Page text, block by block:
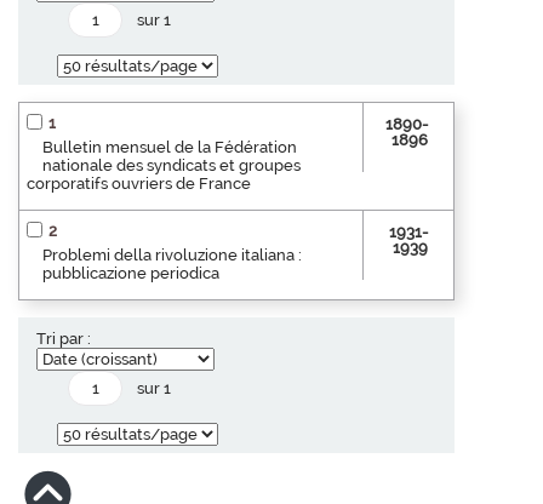
sur 1
1
Bulletin mensuel de la Fédération
nationale des syndicats et groupes
corporatifs ouvriers de France
1890-
1896
2
Problemi della rivoluzione italiana :
pubblicazione periodica
1931-
1939
Tri par :
sur 1